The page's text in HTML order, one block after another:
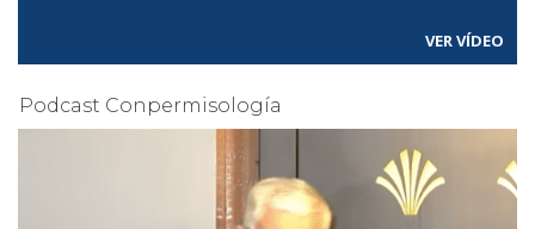
VER VÍDEO
Podcast Conpermisología